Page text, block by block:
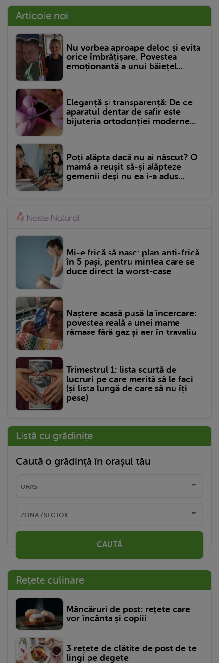
Articole noi
Nu vorbea aproape deloc și evita
orice îmbrățișare. Povestea
emoționantă a unui băiețel...
Eleganță și transparență: De ce
aparatul dentar de safir este
bijuteria ortodonției moderne...
Poți alăpta dacă nu ai născut? O
mamă a reușit să-și alăpteze
gemenii deși nu ea i-a adus...
Mi-e frică să nasc: plan anti-frică
în 5 pași, pentru mintea care se
duce direct la worst-case
Naștere acasă pusă la încercare:
povestea reală a unei mame
rămase fără gaz și aer în travaliu
Trimestrul 1: lista scurtă de
lucruri pe care merită să le faci
(și lista lungă de care să nu îți
pese)
Listă cu grădinițe
Caută o grădință în orașul tău
CAUTĂ
Rețete culinare
Mâncăruri de post: rețete care
vor încânta și copiii
3 rețete de clătite de post de te
lingi pe degete